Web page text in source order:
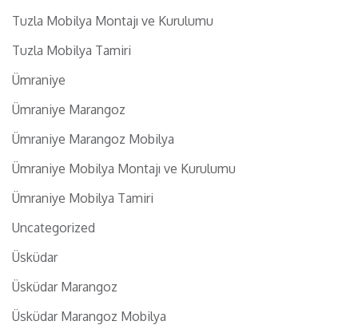
Tuzla Mobilya Montajı ve Kurulumu
Tuzla Mobilya Tamiri
Ümraniye
Ümraniye Marangoz
Ümraniye Marangoz Mobilya
Ümraniye Mobilya Montajı ve Kurulumu
Ümraniye Mobilya Tamiri
Uncategorized
Üsküdar
Üsküdar Marangoz
Üsküdar Marangoz Mobilya